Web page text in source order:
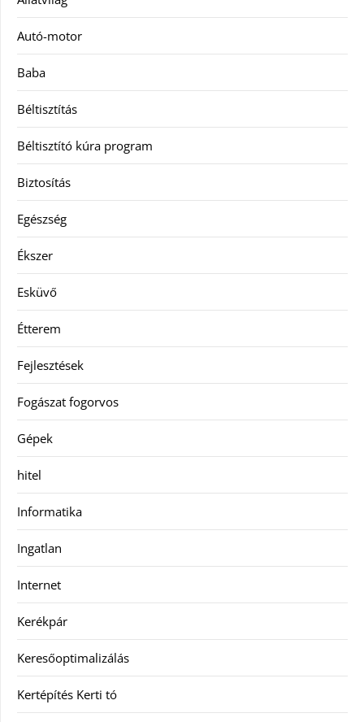
Autó-motor
Baba
Béltisztítás
Béltisztító kúra program
Biztosítás
Egészség
Ékszer
Esküvő
Étterem
Fejlesztések
Fogászat fogorvos
Gépek
hitel
Informatika
Ingatlan
Internet
Kerékpár
Keresőoptimalizálás
Kertépítés Kerti tó